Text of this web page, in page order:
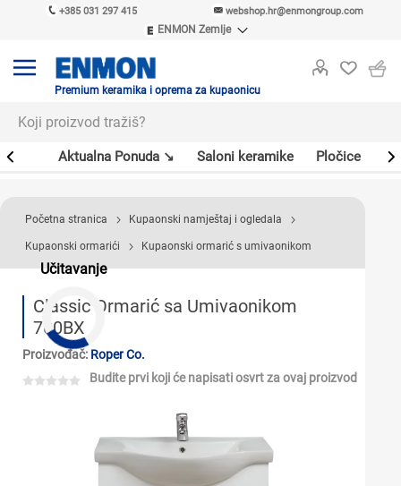
+385 031 297 415 webshop.hr@enmongroup.com
ENMON Zemlje
ENMON MKD
Premium keramika i oprema za kupaonicu
Aktualna Ponuda ↘ Saloni keramike Pločice
Učitavanje
Početna stranica Kupaonski namještaj i ogledala
Kupaonski ormarići Kupaonski ormarić s umivaonikom
Classic Ormarić sa Umivaonikom
700BX
Proizvođač: Roper Co.
Budite prvi koji će napisati osvrt za ovaj proizvod